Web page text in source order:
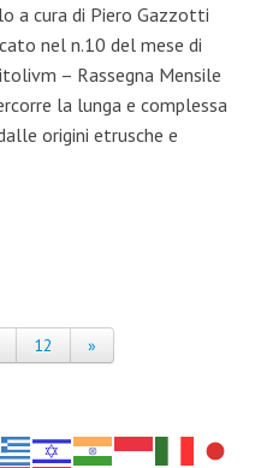
a cura di Piero Gazzotti
nel n.10 del mese di
– Rassegna Mensile
la lunga e complessa
origini etrusche e
12 »